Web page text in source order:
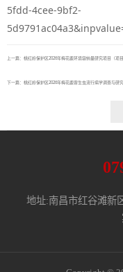
5fdd-4cee-9bf2-
上一篇：桃红岭保护区2026年梅花鹿环境容纳量研究项目（项
下一篇：桃红岭保护区2026年梅花鹿寄生虫流行病学调查与研
地址:南昌市红谷滩新